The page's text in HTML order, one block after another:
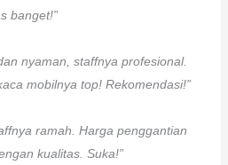
banget!”
nyaman, staffnya profesional.
mobilnya top! Rekomendasi!”
ramah. Harga penggantian
kualitas. Suka!”